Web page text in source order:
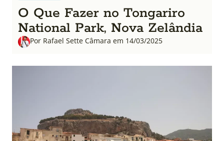
O Que Fazer no Tongariro
National Park, Nova Zelândia
Por Rafael Sette Câmara em 14/03/2025